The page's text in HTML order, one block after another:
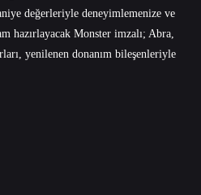
değerleriyle deneyimlemenize ve
hazırlayacak Monster imzalı; Abra,
, yenilenen donanım bileşenleriyle